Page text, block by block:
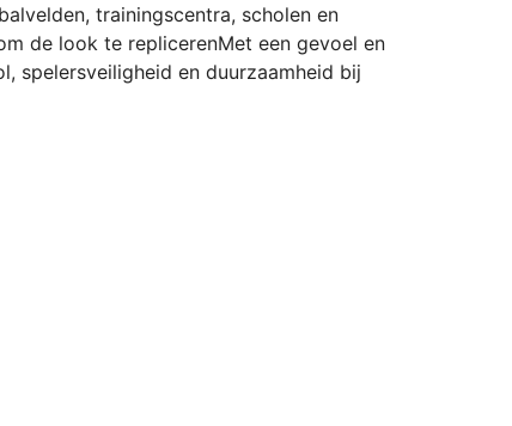
trainingscentra, scholen en
de look te replicerenMet een gevoel en
spelersveiligheid en duurzaamheid bij